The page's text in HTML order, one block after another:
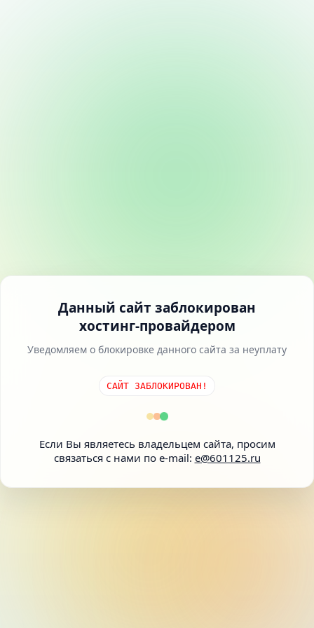
Данный сайт заблокирован
хостинг-провайдером
Уведомляем о блокировке данного сайта за неуплату
САЙТ ЗАБЛОКИРОВАН!
Если Вы являетесь владельцем сайта, просим
связаться с нами по e-mail: e@601125.ru